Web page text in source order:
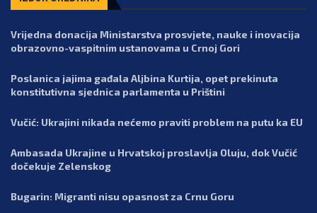
Vrijedna donacija Ministarstva prosvjete, nauke i inovacija
obrazovno-vaspitnim ustanovama u Crnoj Gori
Poslanica jajima gađala Aljbina Kurtija, opet prekinuta
konstitutivna sjednica parlamenta u Prištini
Vučić: Ukrajini nikada nećemo praviti problem na putu ka EU
Ambasada Ukrajine u Hrvatskoj proslavlja Oluju, dok Vučić
dočekuje Zelenskog
Bugarin: Migranti nisu opasnost za Crnu Goru